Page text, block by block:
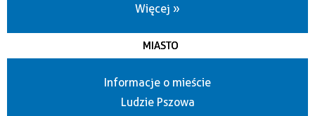
Więcej »
MIASTO
Informacje o mieście
Ludzie Pszowa